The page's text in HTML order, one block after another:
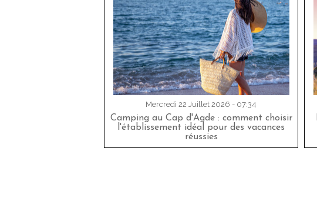
Mercredi 22 Juillet 2026 - 07:34
Camping au Cap d'Agde : comment choisir
l'établissement idéal pour des vacances
réussies